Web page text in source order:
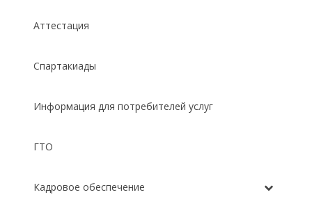
Аттестация
Спартакиады
Информация для потребителей услуг
ГТО
Кадровое обеспечение